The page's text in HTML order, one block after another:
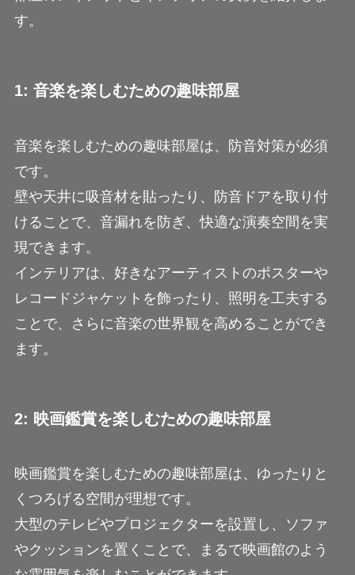
す。
1: 音楽を楽しむための趣味部屋
音楽を楽しむための趣味部屋は、防音対策が必須
です。
壁や天井に吸音材を貼ったり、防音ドアを取り付
けることで、音漏れを防ぎ、快適な演奏空間を実
現できます。
インテリアは、好きなアーティストのポスターや
レコードジャケットを飾ったり、照明を工夫する
ことで、さらに音楽の世界観を高めることができ
ます。
2: 映画鑑賞を楽しむための趣味部屋
映画鑑賞を楽しむための趣味部屋は、ゆったりと
くつろげる空間が理想です。
大型のテレビやプロジェクターを設置し、ソファ
やクッションを置くことで、まるで映画館のよう